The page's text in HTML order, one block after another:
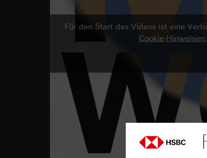
Für den Start des Videos ist eine
Cookie-Hinweisen